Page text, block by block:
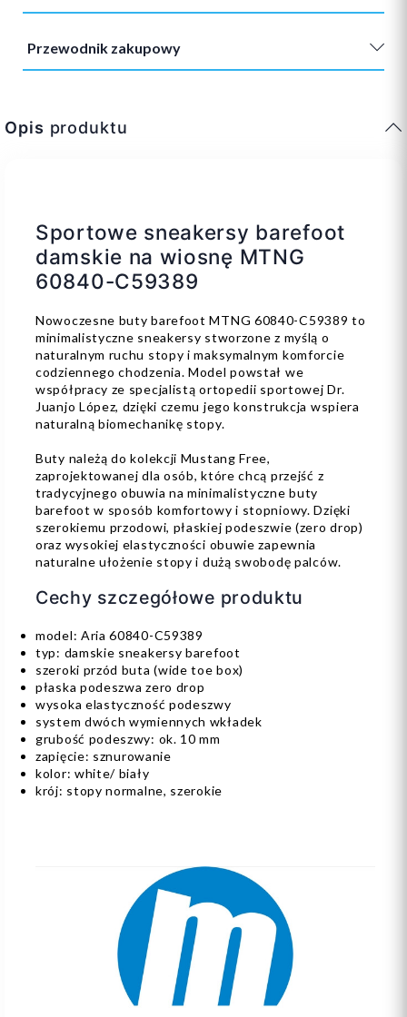
Przewodnik zakupowy
Opis produktu
Sportowe sneakersy barefoot
damskie na wiosnę MTNG
60840-C59389
Nowoczesne buty barefoot MTNG 60840-C59389 to
minimalistyczne sneakersy stworzone z myślą o
naturalnym ruchu stopy i maksymalnym komforcie
codziennego chodzenia. Model powstał we
współpracy ze specjalistą ortopedii sportowej Dr.
Juanjo López, dzięki czemu jego konstrukcja wspiera
naturalną biomechanikę stopy.
Buty należą do kolekcji Mustang Free,
zaprojektowanej dla osób, które chcą przejść z
tradycyjnego obuwia na minimalistyczne buty
barefoot w sposób komfortowy i stopniowy. Dzięki
szerokiemu przodowi, płaskiej podeszwie (zero drop)
oraz wysokiej elastyczności obuwie zapewnia
naturalne ułożenie stopy i dużą swobodę palców.
Cechy szczegółowe produktu
model: Aria 60840-C59389
typ: damskie sneakersy barefoot
szeroki przód buta (wide toe box)
płaska podeszwa zero drop
wysoka elastyczność podeszwy
system dwóch wymiennych wkładek
grubość podeszwy: ok. 10 mm
zapięcie: sznurowanie
kolor: white/ biały
krój: stopy normalne, szerokie